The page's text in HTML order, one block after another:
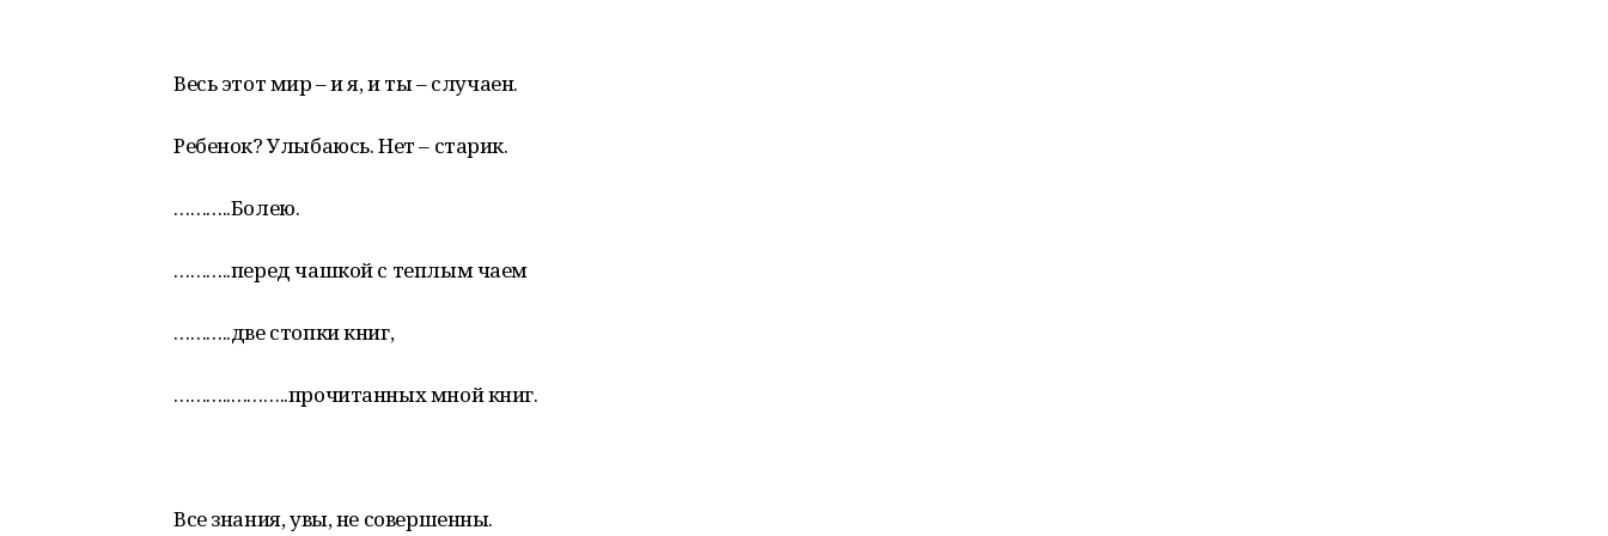
Весь этот мир – и я, и ты – случаен.
Ребенок? Улыбаюсь. Нет – старик.
………..Болею.
………..перед чашкой с теплым чаем
………..две стопки книг,
………..………..прочитанных мной книг.
Все знания, увы, не совершенны.